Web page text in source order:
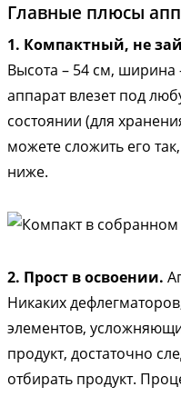
Главные плюсы
1. Компактный, не
Высота – 54 см, ширина
аппарат влезет под
состоянии (для
можете сложить его
ниже.
2. Прост в освоении.
Никаких
элементов,
продукт, достаточно
отбирать продукт.